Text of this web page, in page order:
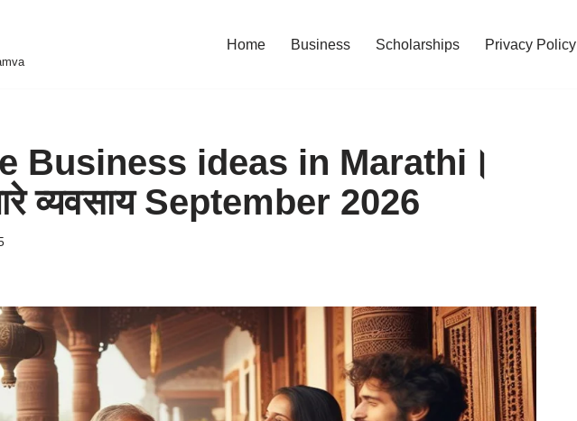
Home Business Scholarships Privacy Policy
Business ideas in Marathi।
व्यवसाय September 2026